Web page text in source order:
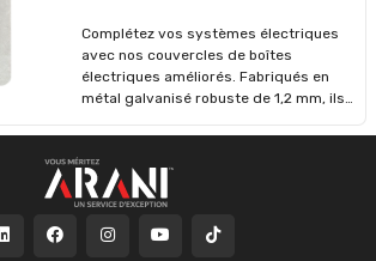
Complétez vos systèmes électriques
avec nos couvercles de boîtes
électriques améliorés. Fabriqués en
métal galvanisé robuste de 1,2 mm, ils
durables et une protection accrue.
Volume : 3,6 po cu = 58,99 ml